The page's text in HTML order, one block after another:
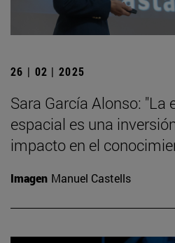
26 | 02 | 2025
Sara García Alonso: "La
espacial es una
impacto en el
Imagen Manuel Castells